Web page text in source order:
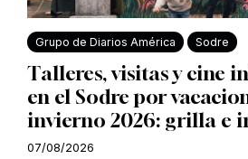
Grupo de Diarios América Sodre
Talleres, visitas y cine
en el Sodre por
invierno 2026: grilla e
07/08/2026